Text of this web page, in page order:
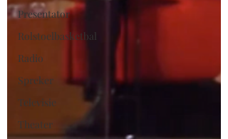
Presentator
Rolstoelbasketbal
Radio
Spreker
Televisie
Theater